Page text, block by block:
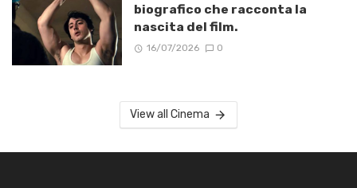
biografico che racconta la
nascita del film.
16/07/2026 0
View all Cinema